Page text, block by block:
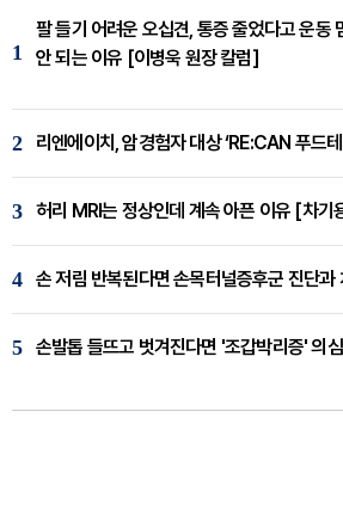
1
팔 들기 어려운 오십견, 통증 줄었다고 운동
안 되는 이유 [이병욱 원장 칼럼]
2 리엔에이치, 암경험자 대상 ‘RE:CAN 푸드테
3 허리 MRI는 정상인데 계속 아픈 이유 [차기
4
5 손발톱 들뜨고 벗겨진다면 '조갑박리증' 의